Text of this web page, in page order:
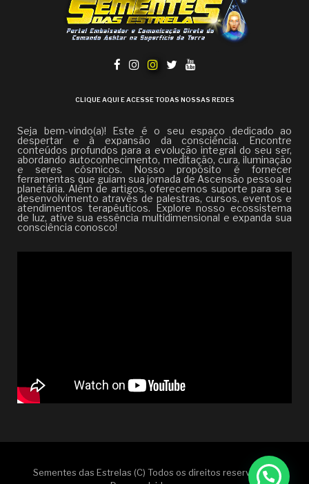
CLIQUE AQUI E ACESSE TODAS NOSSAS REDES
Seja bem-vindo(a)! Este é o seu espaço dedicado ao
despertar e à expansão da consciência. Encontre
conteúdos profundos para a evolução integral do seu ser,
abordando autoconhecimento, meditação, cura, iluminação
e seres cósmicos. Nosso propósito é fornecer
ferramentas que guiam sua jornada de Ascensão pessoal e
planetária. Além de artigos, oferecemos suporte para seu
desenvolvimento através de palestras, cursos, eventos e
atendimentos terapêuticos. Explore nosso ecossistema
de luz, ative sua essência multidimensional e expanda sua
consciência conosco!
Sementes das Estrelas (C) Todos os direitos reservados |